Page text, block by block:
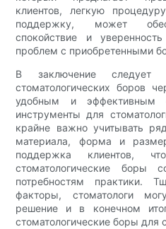
клиентов, легкую
поддержку, может
спокойствие и
проблем с приобретенными
В заключение следует
стоматологических боров
удобным и эффективным
инструменты для
крайне важно учитывать
материала, форма и
поддержка клиентов,
стоматологические боры
потребностям практики.
факторы, стоматологи
решение и в конечном
стоматологические боры для